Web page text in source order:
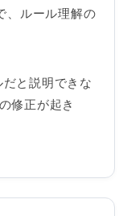
、ルール理解の
と説明できな
修正が起き